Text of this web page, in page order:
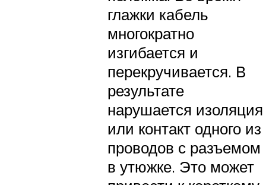
глажки кабель
многократно
изгибается и
перекручивается. В
результате
нарушается изоляция
или контакт одного из
проводов с разъемом
в утюжке. Это может